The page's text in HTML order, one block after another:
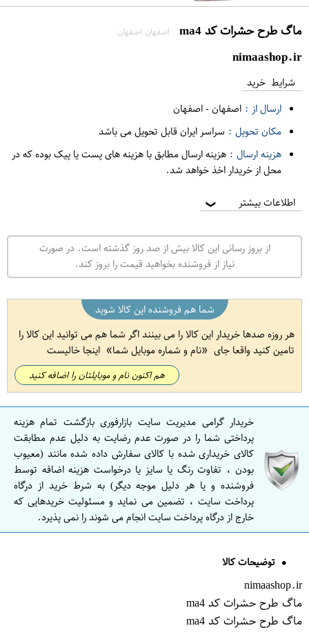
ماگ طرح حشرات کد ma4 اصفهان اصفهان
nimaashop.ir
شرایط خرید
ارسال از : اصفهان-اصفهان
مکان تحویل : سراسر ایران قابل تحویل می باشد
هزینه ارسال : هزینه ارسال مطابق با هزینه های پست یا پیک بوده که در
محل از خریدار اخذ خواهد شد.
اطلاعات بیشتر ❯
از بروز رسانی این کالا بیش از صد روز گذشته است. در صورت
نیاز از فروشنده بخواهید قیمت را بروز کند.
شما هم فروشنده این کالا شوید
هر روزه صدها خریدار این کالا را می بینند اگر شما هم می توانید این کالا را
تامین کنید واقعا جای
نام و شماره موبایل شما اینجا خالیست
هم اکنون نام و موبایلتان را اضافه کنید
خریدار گرامی مدیریت سایت بازارفوری بازگشت تمام هزینه
پرداختی شما را در صورت عدم رضایت به دلیل عدم مطابقت
کالای خریداری شده با کالای سفارش داده شده مانند (معیوب
بودن ، تفاوت رنگ یا سایز یا درخواست هزینه اضافه توسط
فروشنده و یا هر دلیل موجه دیگر) به شرط خرید از درگاه
پرداخت سایت ، تضمین می نماید و مسئولیت خریدهایی که
خارج از درگاه پرداخت سایت انجام می شوند را نمی پذیرد.
توضیحات کالا
nimaashop.ir
ماگ طرح حشرات کد ma4
ماگ طرح حشرات کد ma4